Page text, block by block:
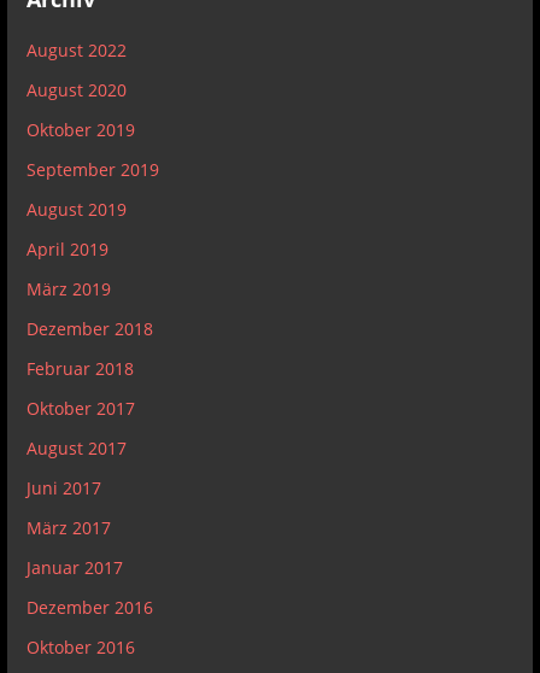
August 2022
August 2020
Oktober 2019
September 2019
August 2019
April 2019
März 2019
Dezember 2018
Februar 2018
Oktober 2017
August 2017
Juni 2017
März 2017
Januar 2017
Dezember 2016
Oktober 2016